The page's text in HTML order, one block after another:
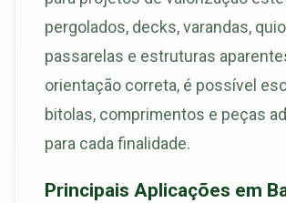
pergolados, decks, varandas,
passarelas e estruturas
orientação correta, é possível
bitolas, comprimentos e peças
para cada finalidade.
Principais Aplicações em